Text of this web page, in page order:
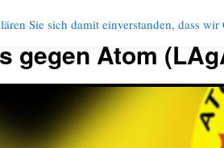
gegen Atom
Sie sich damit einverstanden, dass wir